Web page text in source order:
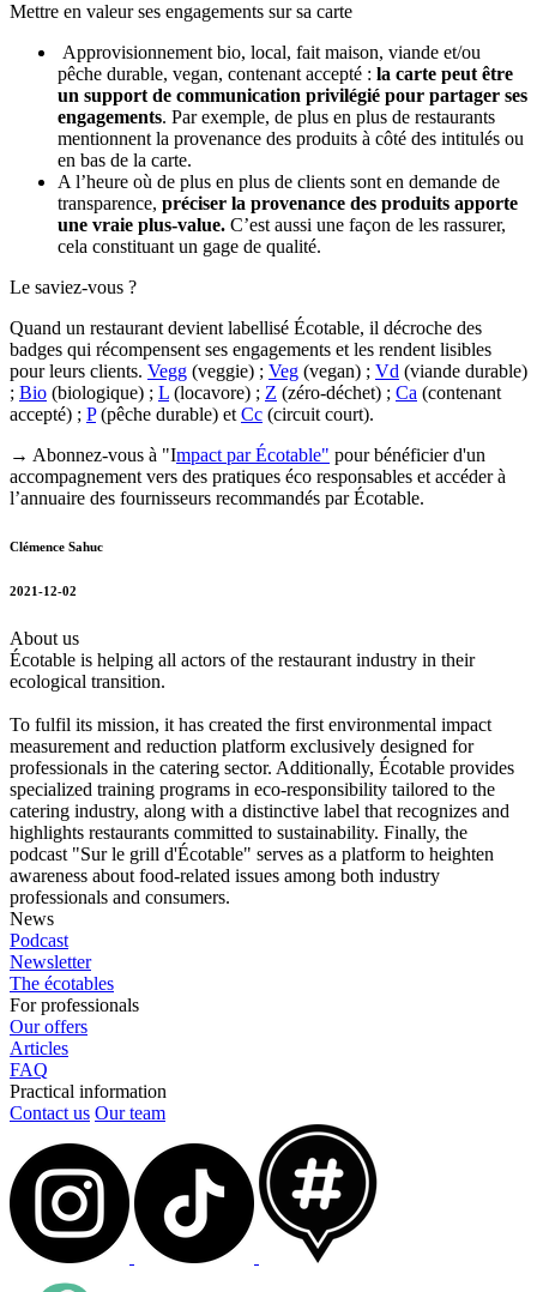
Mettre en valeur ses engagements sur sa carte
Approvisionnement bio, local, fait maison, viande et/ou
pêche durable, vegan, contenant accepté : la carte peut être
un support de communication privilégié pour partager ses
engagements. Par exemple, de plus en plus de restaurants
mentionnent la provenance des produits à côté des intitulés ou
en bas de la carte.
A l’heure où de plus en plus de clients sont en demande de
transparence, préciser la provenance des produits apporte
une vraie plus-value. C’est aussi une façon de les rassurer,
cela constituant un gage de qualité.
Le saviez-vous ?
Quand un restaurant devient labellisé Écotable, il décroche des
badges qui récompensent ses engagements et les rendent lisibles
pour leurs clients. Vegg (veggie) ; Veg (vegan) ; Vd (viande durable)
; Bio (biologique) ; L (locavore) ; Z (zéro-déchet) ; Ca (contenant
accepté) ; P(pêche durable) et Cc (circuit court).
→ Abonnez-vous à "Impact par Écotable" pour bénéficier d'un
accompagnement vers des pratiques éco responsables et accéder à
l’annuaire des fournisseurs recommandés par Écotable.
Clémence Sahuc
2021-12-02
About us
Écotable is helping all actors of the restaurant industry in their
ecological transition.
To fulfil its mission, it has created the first environmental impact
measurement and reduction platform exclusively designed for
professionals in the catering sector. Additionally, Écotable provides
specialized training programs in eco-responsibility tailored to the
catering industry, along with a distinctive label that recognizes and
highlights restaurants committed to sustainability. Finally, the
podcast "Sur le grill d'Écotable" serves as a platform to heighten
awareness about food-related issues among both industry
professionals and consumers.
News
Podcast
Newsletter
The écotables
For professionals
Our offers
Articles
FAQ
Practical information
Contact us Our team